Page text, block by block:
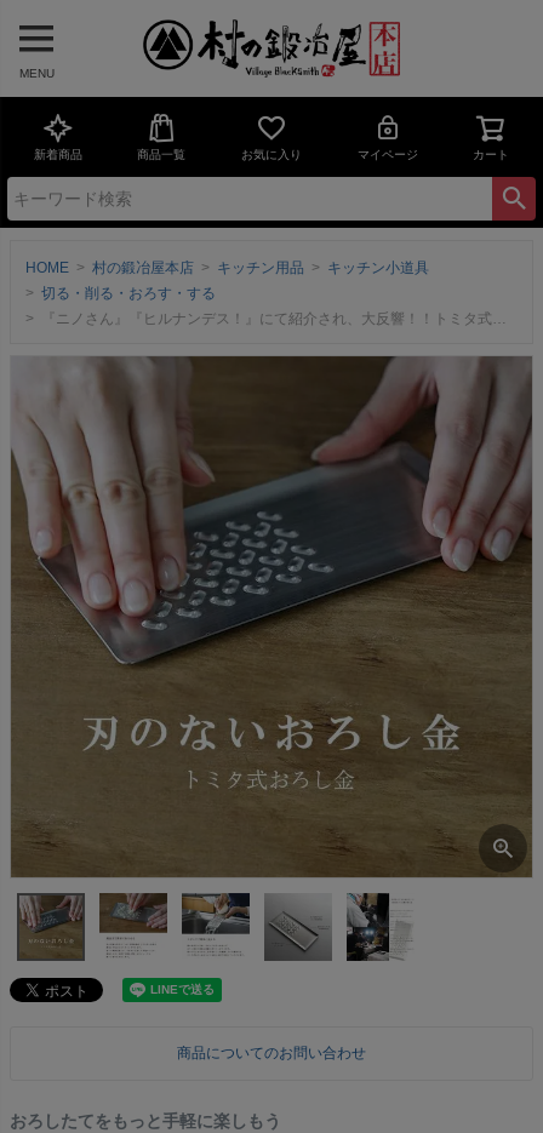
MENU
新着商品 商品一覧 お気に入り マイページ カート
HOME 村の鍛冶屋本店 キッチン用品
キッチン小道具
切る・削る・おろす・する
『ニノさん』『ヒルナンデス！』にて紹介され、大反響！！トミタ式おろし金 日本製/燕三条製/18cm 刃がないおろし器で大根もにんにくも最後まで安全に擦れてスポンジで洗いやすい【頑張って送料無料！】 ネコポス配送
商品についてのお問い合わせ
おろしたてをもっと手軽に楽しもう